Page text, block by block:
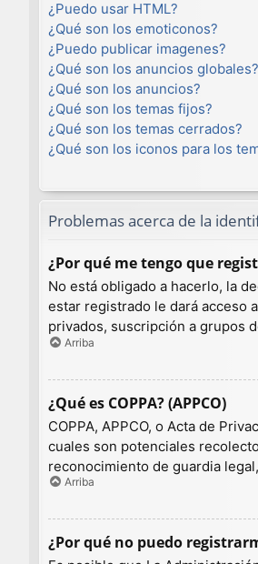
¿Puedo usar HTML?
¿Qué son los emoticonos?
¿Puedo publicar imagenes?
¿Qué son los anuncios globales?
¿Qué son los anuncios?
¿Qué son los temas fijos?
¿Qué son los temas cerrados?
¿Qué son los iconos para los
Problemas acerca de la
¿Por qué me tengo que
No está obligado a hacerlo, la
estar registrado le dará acceso
privados, suscripción a grupos
Arriba
¿Qué es COPPA? (APPCO)
COPPA, APPCO, o Acta de
cuales son potenciales
reconocimiento de guardia
Arriba
¿Por qué no puedo